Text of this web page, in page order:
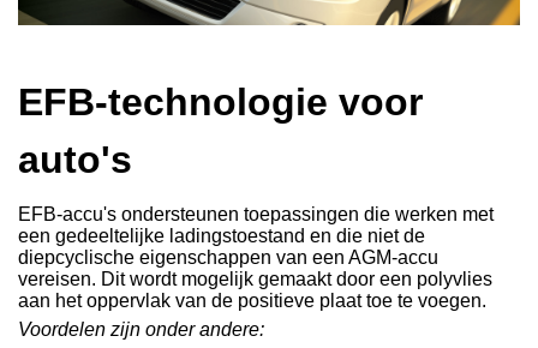
EFB-technologie voor
auto's
EFB-accu's ondersteunen toepassingen die werken met
een gedeeltelijke ladingstoestand en die niet de
diepcyclische eigenschappen van een AGM-accu
vereisen. Dit wordt mogelijk gemaakt door een polyvlies
aan het oppervlak van de positieve plaat toe te voegen.
Voordelen zijn onder andere: